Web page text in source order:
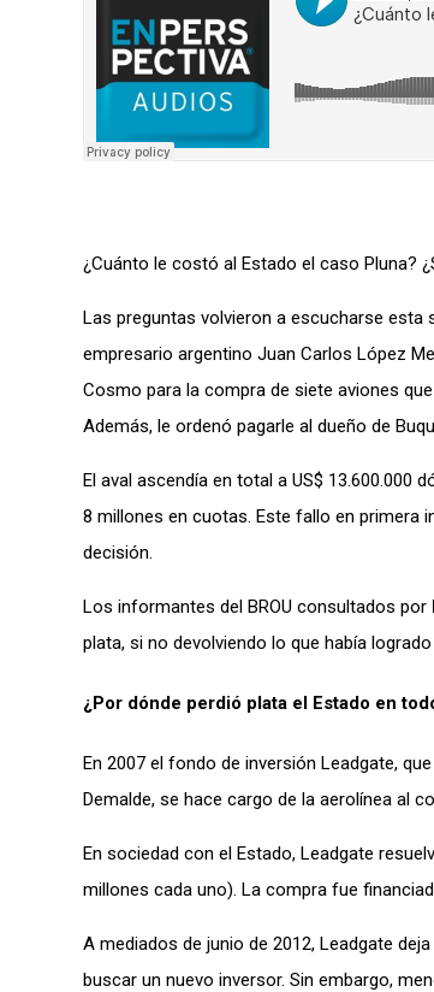
¿Cuánto le costó al Estado el caso Pluna?
Las preguntas volvieron a escucharse esta
empresario argentino Juan Carlos López
Cosmo para la compra de siete aviones
Además, le ordenó pagarle al dueño de
El aval ascendía en total a US$ 13.600.000
8 millones en cuotas. Este fallo en primera
decisión.
Los informantes del BROU consultados por
plata, si no devolviendo lo que había
¿Por dónde perdió plata el Estado en
En 2007 el fondo de inversión Leadgate,
Demalde, se hace cargo de la aerolínea al
En sociedad con el Estado, Leadgate
millones cada uno). La compra fue
A mediados de junio de 2012, Leadgate
buscar un nuevo inversor. Sin embargo,